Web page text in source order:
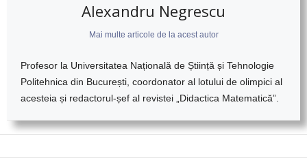
Alexandru Negrescu
Mai multe articole de la acest autor
Profesor la Universitatea Națională de Știință și Tehnologie
Politehnica din București, coordonator al lotului de olimpici al
acesteia și redactorul-șef al revistei „Didactica Matematică”.